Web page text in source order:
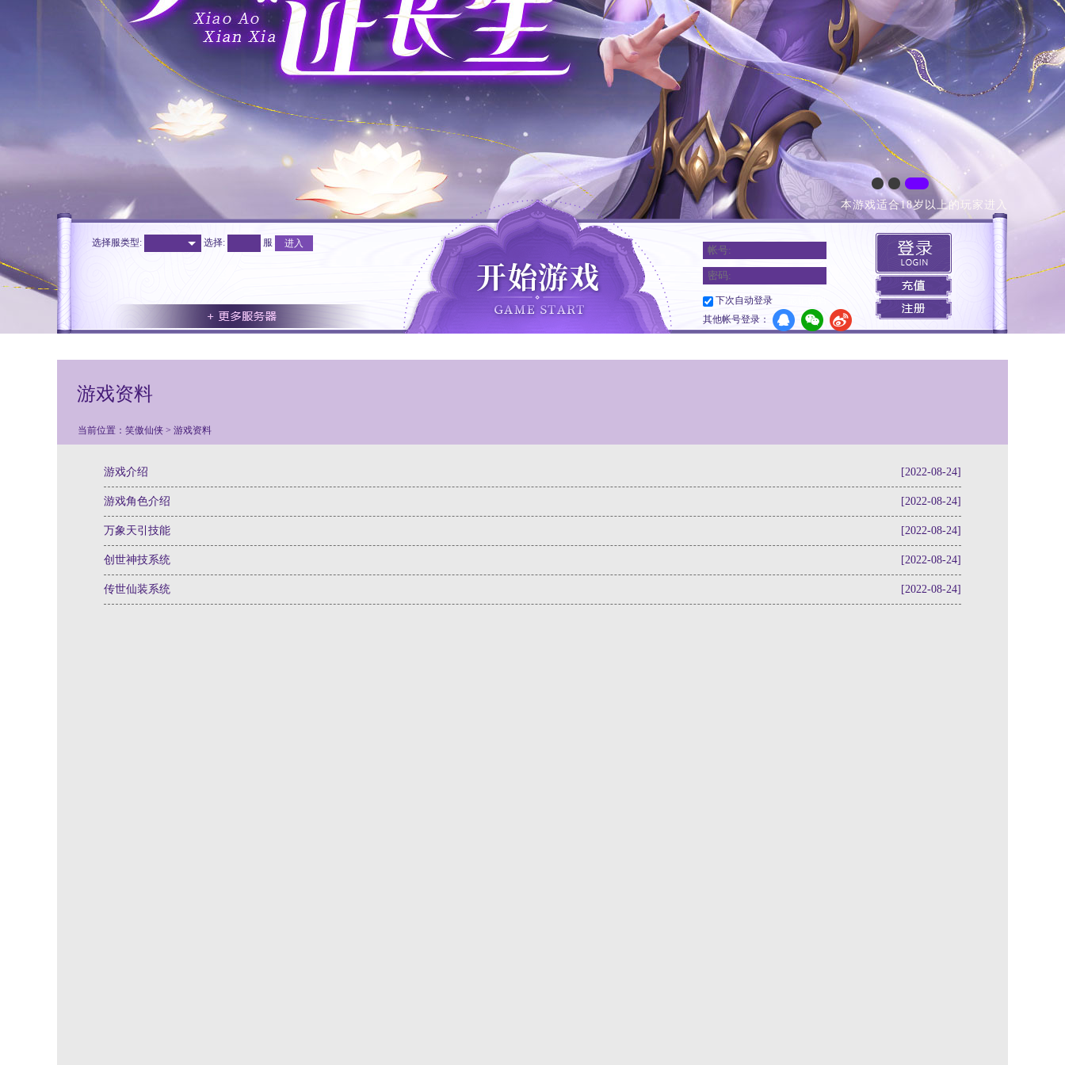
本游戏适合18岁以上的玩家进入
下次自动登录
其他帐号登录：
选择服类型: 选择: 服 进入
游戏资料
当前位置： 笑傲仙侠 > 游戏资料
[2022-08-24]
游戏介绍
[2022-08-24]
游戏角色介绍
[2022-08-24]
万象天引技能
[2022-08-24]
创世神技系统
[2022-08-24]
传世仙装系统